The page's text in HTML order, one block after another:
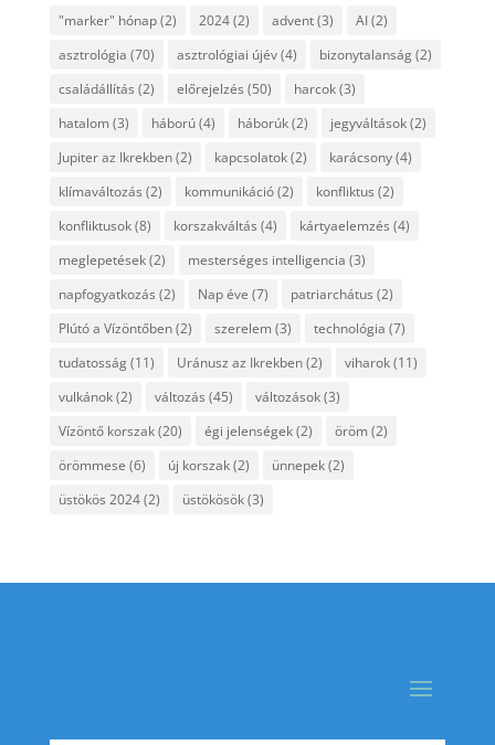
"marker" hónap(2) 2024(2) advent(3) AI(2)
asztrológia (70) asztrológiai újév(4) bizonytalanság(2)
családállítás (2) előrejelzés (50) harcok(3)
hatalom (3) háború(4) háborúk(2) jegyváltások(2)
Jupiter az Ikrekben(2) kapcsolatok(2) karácsony(4)
klímaváltozás (2) kommunikáció(2) konfliktus (2)
konfliktusok(8) korszakváltás (4) kártyaelemzés (4)
meglepetések(2) mesterséges intelligencia (3)
napfogyatkozás (2) Nap éve (7) patriarchátus (2)
Plútó a Vízöntőben(2) szerelem (3) technológia (7)
tudatosság(11) Uránusz az Ikrekben(2) viharok(11)
vulkánok(2) változás (45) változások(3)
Vízöntő korszak(20) égi jelenségek(2) öröm (2)
örömmese (6) új korszak(2) ünnepek(2)
üstökös 2024(2) üstökösök(3)